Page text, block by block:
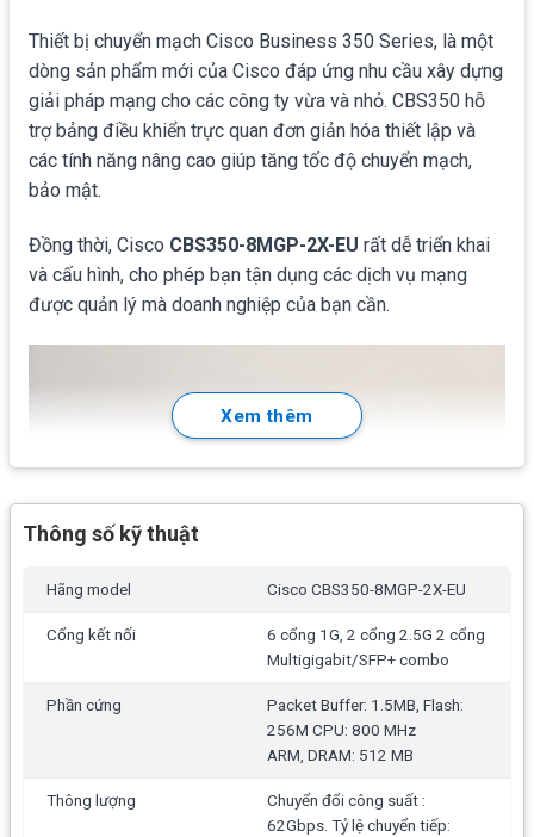
Thiết bị chuyển mạch Cisco Business 350 Series, là một
dòng sản phẩm mới của Cisco đáp ứng nhu cầu xây dựng
giải pháp mạng cho các công ty vừa và nhỏ. CBS350 hỗ
trợ bảng điều khiển trực quan đơn giản hóa thiết lập và
các tính năng nâng cao giúp tăng tốc độ chuyển mạch,
bảo mật.
Đồng thời, Cisco CBS350-8MGP-2X-EU rất dễ triển khai
và cấu hình, cho phép bạn tận dụng các dịch vụ mạng
được quản lý mà doanh nghiệp của bạn cần.
Xem thêm
Thông số kỹ thuật
Hãng model Cisco CBS350-8MGP-2X-EU
Cổng kết nối
6 cổng 1G, 2 cổng 2.5G 2 cổng
Multigigabit/SFP+ combo
Phần cứng
Packet Buffer: 1.5MB, Flash:
256M CPU: 800 MHz
ARM, DRAM: 512 MB
Thông lượng
Chuyển đổi công suất :
62Gbps. Tỷ lệ chuyển tiếp: